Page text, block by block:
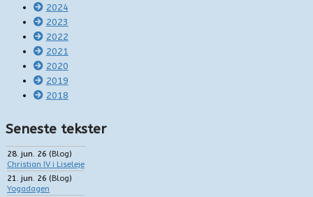
2024
2023
2022
2021
2020
2019
2018
Seneste tekster
28. jun. 26 (Blog)
Christian IV i Liseleje
21. jun. 26 (Blog)
Yogadagen